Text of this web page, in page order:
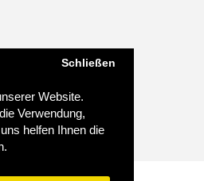
Website.
Verwendung,
helfen Ihnen die
Schließen